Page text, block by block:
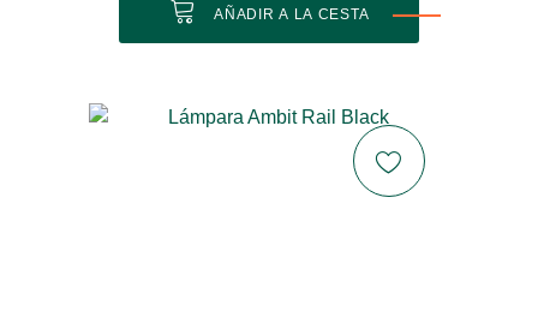
AÑADIR A LA CESTA